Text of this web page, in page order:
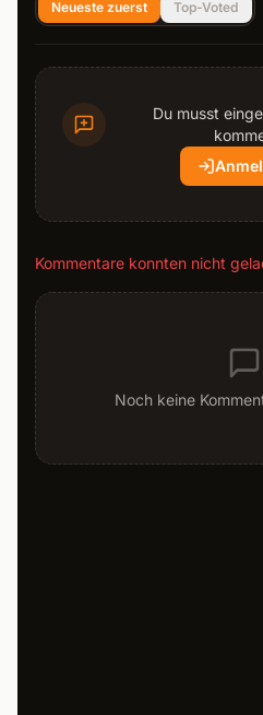
Neueste zuerst Top-Voted
Du musst
Kommentare konnten nicht
Noch keine